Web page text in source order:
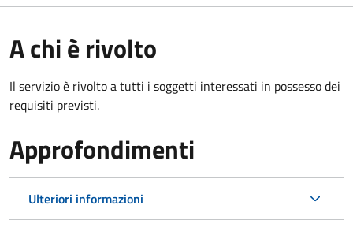
A chi è rivolto
Il servizio è rivolto a tutti i soggetti interessati in possesso dei
requisiti previsti.
Approfondimenti
Ulteriori informazioni